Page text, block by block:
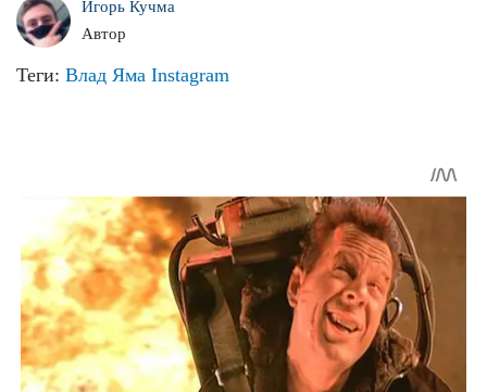
Игорь Кучма
Автор
Теги: Влад Яма Instagram